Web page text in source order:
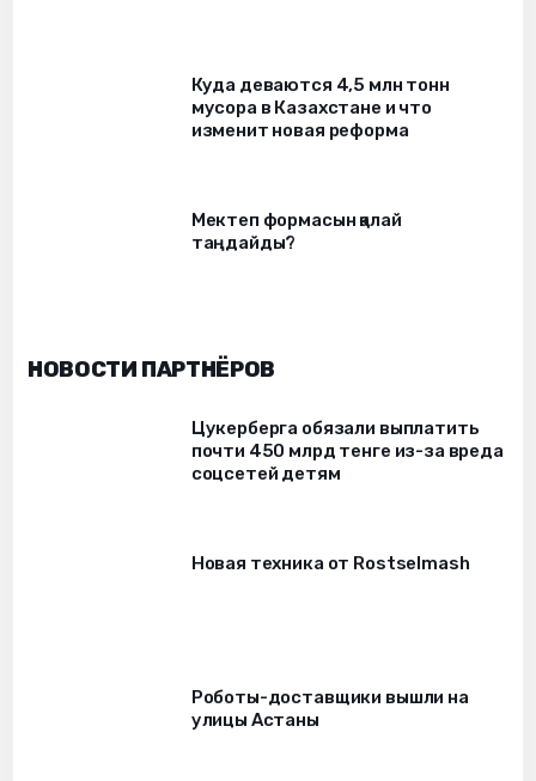
Куда деваются 4,5 млн тонн
мусора в Казахстане и что
изменит новая реформа
Мектеп формасын қалай
таңдайды?
НОВОСТИ ПАРТНЁРОВ
Цукерберга обязали выплатить
почти 450 млрд тенге из-за вреда
соцсетей детям
Новая техника от Rostselmash
Роботы-доставщики вышли на
улицы Астаны